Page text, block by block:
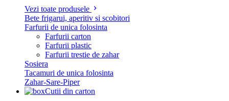
Vezi toate produsele
Bete frigarui, aperitiv si scobitori
Farfurii de unica folosinta
Farfurii carton
Farfurii plastic
Farfurii trestie de zahar
Sosiera
Tacamuri de unica folosinta
Zahar-Sare-Piper
Cutii din carton